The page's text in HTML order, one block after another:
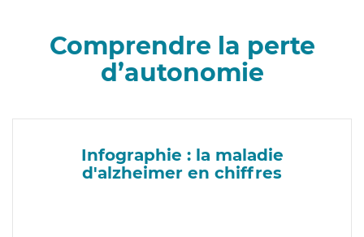
Comprendre la perte
d’autonomie
Infographie : la maladie
d'alzheimer en chiffres